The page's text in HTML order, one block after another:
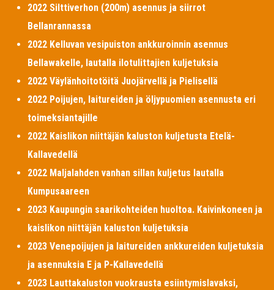
2022 Silttiverhon (200m) asennus ja siirrot
Bellanrannassa
2022 Kelluvan vesipuiston ankkuroinnin asennus
Bellawakelle, lautalla ilotulittajien kuljetuksia
2022 Väylänhoitotöitä Juojärvellä ja Pielisellä
2022 Poijujen, laitureiden ja öljypuomien asennusta eri
toimeksiantajille
2022 Kaislikon niittäjän kaluston kuljetusta Etelä-
Kallavedellä
2022 Maljalahden vanhan sillan kuljetus lautalla
Kumpusaareen
2023 Kaupungin saarikohteiden huoltoa. Kaivinkoneen ja
kaislikon niittäjän kaluston kuljetuksia
2023 Venepoijujen ja laitureiden ankkureiden kuljetuksia
ja asennuksia E ja P-Kallavedellä
2023 Lauttakaluston vuokrausta esiintymislavaksi,